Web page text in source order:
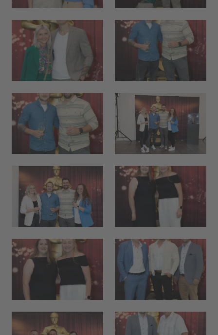
Vegi Fried Rice mit Sojaprotein
17.60
Hit
23.10
Menu 2
Seelachs in Cornflakes Panade 17.60
ÖFFNUNGSZEITEN
Mercato bis 21:00
morgen 07:00
Restaurant Baulüüt morgen 11:15
Bar Baulüüt morgen 17:00
Sportarena bis 21:00
Jugendbeiz G10 ab 19:00